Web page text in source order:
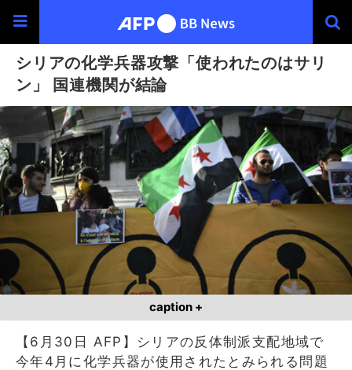
シリアの化学兵器攻撃「使われたのはサリ
ン」 国連機関が結論
caption +
【6月30日 AFP】シリアの反体制派支配地域で
今年4月に化学兵器が使用されたとみられる問題